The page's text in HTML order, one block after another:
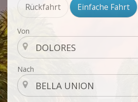
Rückfahrt Einfache Fahrt
Von
Nach